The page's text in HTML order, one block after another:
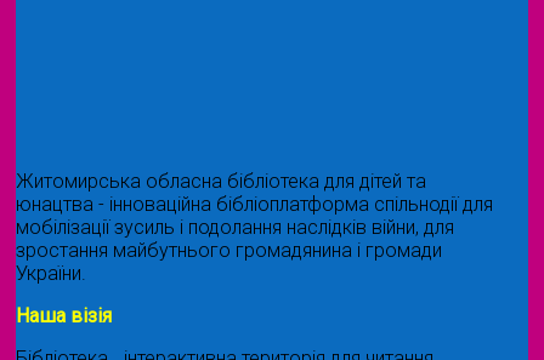
Житомирська обласна бібліотека для дітей та
юнацтва - інноваційна бібліоплатформа спільнодії для
мобілізації зусиль і подолання наслідків війни, для
зростання майбутнього громадянина і громади
України.
Наша візія